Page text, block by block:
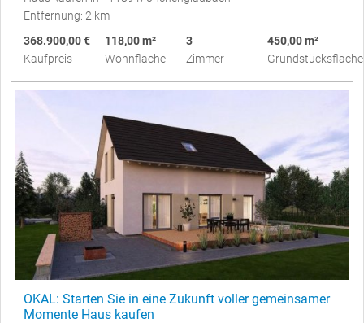
Entfernung: 2 km
368.900,00 €
Kaufpreis
118,00 m²
Wohnfläche
3
Zimmer
450,00 m²
Grundstücksfläche
OKAL: Starten Sie in eine Zukunft voller gemeinsamer
Momente Haus kaufen